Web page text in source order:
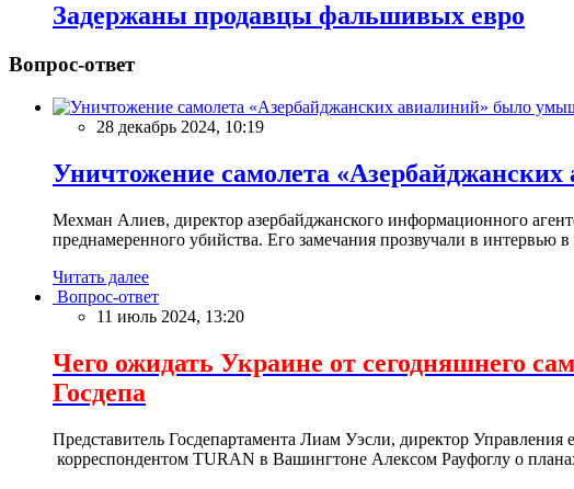
Задержаны продавцы фальшивых евро
Вопрос-ответ
28 декабрь 2024, 10:19
Уничтожение самолета
Мехман Алиев, директор азербайджанского информационного
преднамеренного убийства. Его замечания прозвучали в интервью
Читать далее
Вопрос-ответ
11 июль 2024, 13:20
Чего ожидать Украине от сегодняшнего
Госдепа
Представитель Госдепартамента Лиам Уэсли, директор
корреспондентом TURAN в Вашингтоне Алексом Рауфоглу о